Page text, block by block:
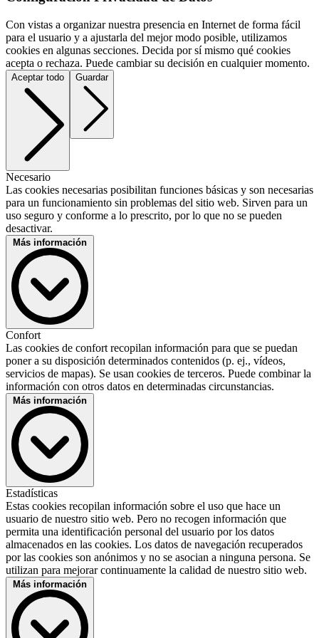
Con vistas a organizar nuestra presencia en Internet de forma fácil
para el usuario y a ajustarla del mejor modo posible, utilizamos
cookies en algunas secciones. Decida por sí mismo qué cookies
acepta o rechaza. Puede cambiar su decisión en cualquier momento.
Aceptar todo Guardar
Necesario
Las cookies necesarias posibilitan funciones básicas y son necesarias
para un funcionamiento sin problemas del sitio web. Sirven para un
uso seguro y conforme a lo prescrito, por lo que no se pueden
desactivar.
Matomo
Proveedor :
InnoCraft Ltd
Descripción :
Cookie para análisis de sitio web. Genera datos estadísticos sobre
cómo usa el visitante el sitio web.
Política de privacidad :
Host :
DEKRA
Nombres de cookies :
_pk_id, _pk_ref, _pk_ses, _pk_cvar, _pk_hsr, _pk_testcookie
Duración de cookies :
3 meses
Friendly Captcha
Proveedor :
Friendly Captcha GmbH, Am Anger 3-5, 82237 Woerthsee,
Germany
Descripción :
Protege nuestros formularios contra accesos automatizados abusivos
(p. ej. bots). Garantiza servicios seguros y fiables conforme a la ley,
incluidos los intereses legítimos.
Política de privacidad :
Declaración de privacidad
Confort
Las cookies de confort recopilan información para que se puedan
poner a su disposición determinados contenidos (p. ej., vídeos,
servicios de mapas). Se usan cookies de terceros. Puede combinar la
información con otros datos en determinadas circunstancias.
Tencent
Proveedor :
Tencent Holdings Ltd.
Descripción :
Is used to display embedded Tencent content. Saves user settings
when viewing an integrated video and provides usage statistics.
Política de privacidad :
https://www.tencent.com/en-us/privacy-policy.html
Estadísticas
Estas cookies recopilan información sobre el uso que hace un
usuario de nuestro sitio web. Pero no recogen información que
permita una identificación personal del usuario por los datos
almacenados en las cookies. Los datos de navegación recuperados
por las cookies son anónimos y no se asocian a ninguna persona. Se
utilizan para mejorar continuamente la calidad de nuestro sitio web.